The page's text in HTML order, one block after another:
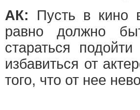
АК: Пусть в кино
равно должно
стараться
избавиться от
того, что от нее